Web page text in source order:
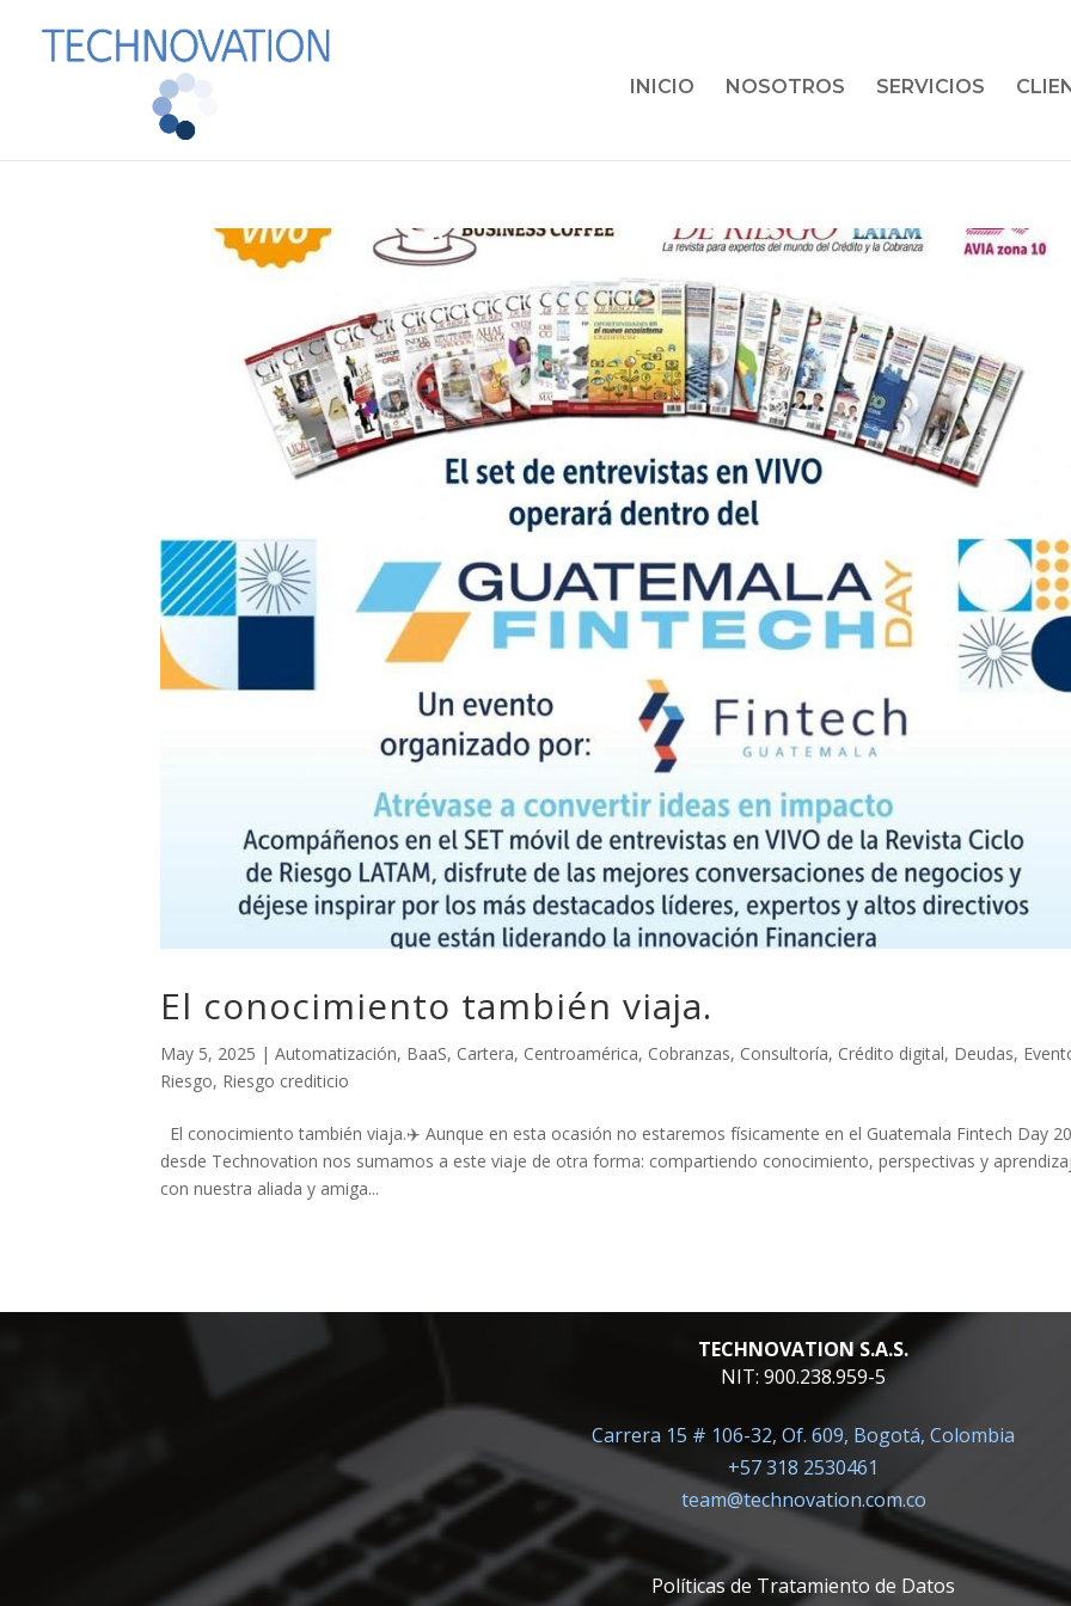
INICIO NOSOTROS SERVICIOS
El conocimiento también viaja.
May 5, 2025 |Automatización, BaaS, Cartera, Centroamérica, Cobranzas, Consultoría, Crédito digital, Deudas,
Riesgo, Riesgo crediticio
El conocimiento también viaja.✈️ Aunque en esta ocasión no estaremos físicamente en el Guatemala Fintech Day
desde Technovation nos sumamos a este viaje de otra forma: compartiendo conocimiento, perspectivas y
con nuestra aliada y amiga...
TECHNOVATION S.A.S.
NIT: 900.238.959-5
Carrera 15 # 106-32, Of. 609, Bogotá, Colombia
+57 318 2530461
team@technovation.com.co
Políticas de Tratamiento de Datos